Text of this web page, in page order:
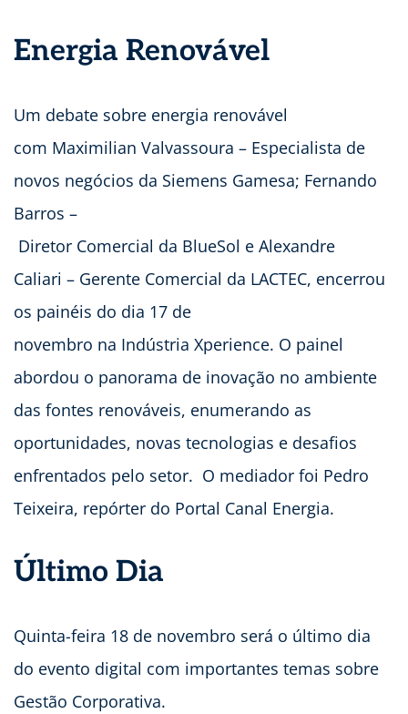
Energia Renovável
Um debate sobre energia renovável
com Maximilian Valvassoura – Especialista de
novos negócios da Siemens Gamesa; Fernando
Barros –
Diretor Comercial da BlueSol e Alexandre
Caliari – Gerente Comercial da LACTEC, encerrou
os painéis do dia 17 de
novembro na Indústria Xperience. O painel
abordou o panorama de inovação no ambiente
das fontes renováveis, enumerando as
oportunidades, novas tecnologias e desafios
enfrentados pelo setor. O mediador foi Pedro
Teixeira, repórter do Portal Canal Energia.
Último Dia
Quinta-feira 18 de novembro será o último dia
do evento digital com importantes temas sobre
Gestão Corporativa.